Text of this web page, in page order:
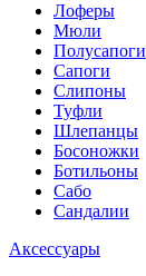
Лоферы
Мюли
Полусапоги
Сапоги
Слипоны
Туфли
Шлепанцы
Босоножки
Ботильоны
Сабо
Сандалии
Аксессуары